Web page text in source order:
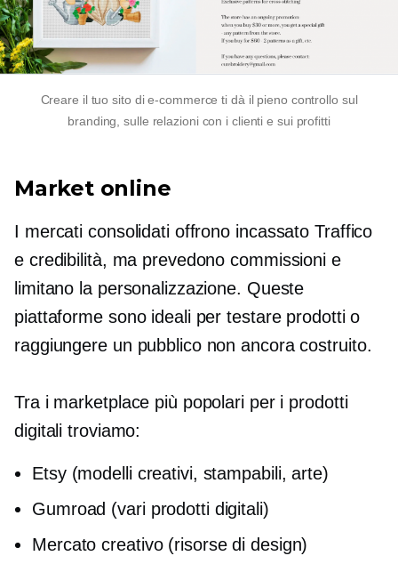
Creare il tuo sito di e-commerce ti dà il pieno controllo sul
branding, sulle relazioni con i clienti e sui profitti
Market online
I mercati consolidati offrono incassato Traffico
e credibilità, ma prevedono commissioni e
limitano la personalizzazione. Queste
piattaforme sono ideali per testare prodotti o
raggiungere un pubblico non ancora costruito.
Tra i marketplace più popolari per i prodotti
digitali troviamo:
Etsy (modelli creativi, stampabili, arte)
Gumroad (vari prodotti digitali)
Mercato creativo (risorse di design)